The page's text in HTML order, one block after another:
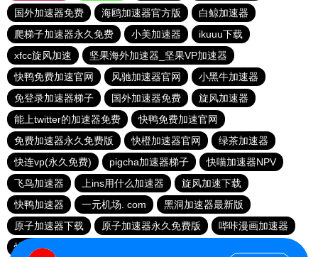
国外加速器免费
海鸥加速器官方版
白鲸加速器
爬梯子加速器永久免费
小美加速器
ikuuu下载
xfcc旋风加速
坚果海外加速器_坚果VP加速器
快鸭免费加速官网
风驰加速器官网
小黑牛加速器
免登录加速器梯子
国外加速器免费
旋风加速器
能上twitter的加速器免费
快鸭免费加速官网
免费加速器永久免费版
快橙加速器官网
绿茶加速器
快连vp(永久免费)
pigcha加速器梯子
快喵加速器NPV
飞鸟加速器
上ins用什么加速器
旋风加速下载
快鸭加速器
一元机场. com
黑洞加速器最新版
原子加速器下载
原子加速器永久免费版
哔咔漫画加速器
快连加速器官网入口